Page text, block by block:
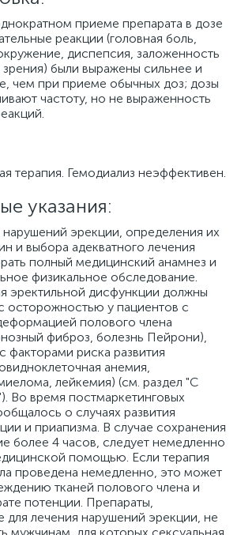
приеме препарата в дозе
реакции (головная боль,
диспепсия, заложенность
были выражены сильнее и
чем при приеме обычных доз; дозы
частоту, но не выраженность
терапия. Гемодиализ неэффективен.
указания:
нарушений эрекции, определения их
и выбора адекватного лечения
полный медицинский анамнез и
физикальное обследование.
эректильной дисфункции должны
осторожностью у пациентов с
полового члена
фиброз, болезнь Пейрони),
факторами риска развития
анемия,
лейкемия) (см. раздел "С
Во время постмаркетинговых
о случаях развития
и приапизма. В случае сохранения
более 4 часов, следует немедленно
помощью. Если терапия
проведена немедленно, это может
тканей полового члена и
потенции. Препараты,
для лечения нарушений эрекции, не